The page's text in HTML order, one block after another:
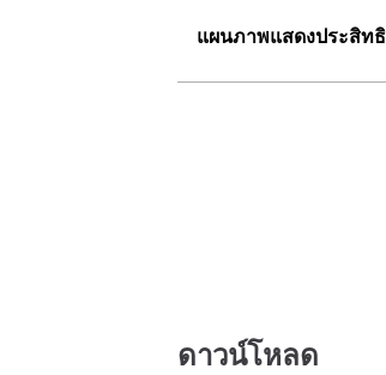
แผนภาพแสดงประสิท
ดาวน์โหลด